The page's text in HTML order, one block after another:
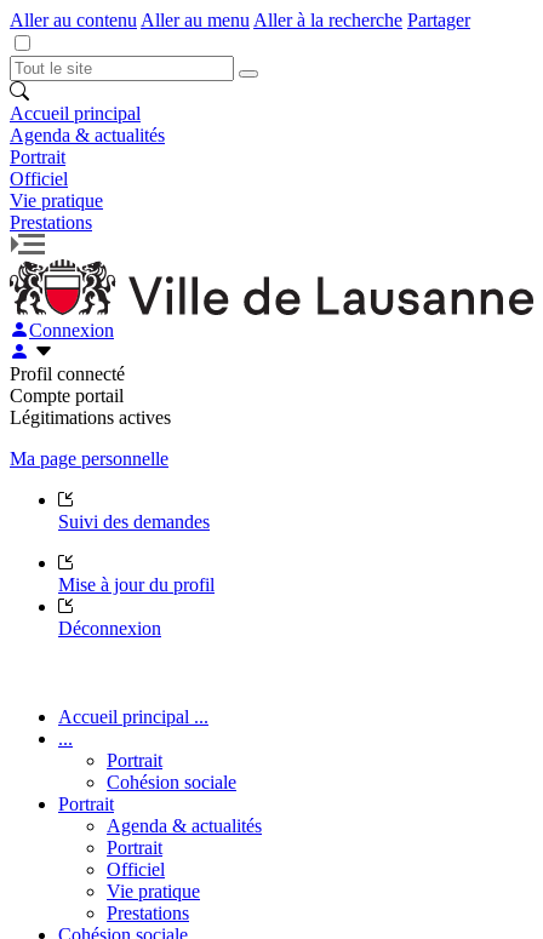
Aller au contenu Aller au menu Aller à la recherche Partager
Accueil principal
Agenda & actualités
Portrait
Officiel
Vie pratique
Prestations
Connexion
Profil connecté
Compte portail
Légitimations actives
Ma page personnelle
Suivi des demandes
Mise à jour du profil
Déconnexion
Accueil principal ...
...
Portrait
Cohésion sociale
Portrait
Agenda & actualités
Portrait
Officiel
Vie pratique
Prestations
Cohésion sociale